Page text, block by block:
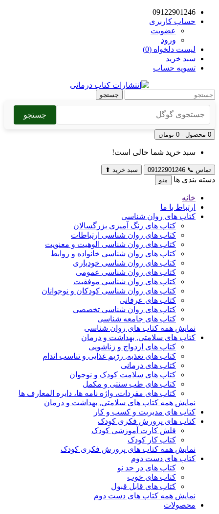
09122901246
حساب کاربری
عضویت
ورود
لیست دلخواه (0)
سبد خرید
تسویه حساب
جستجو
جستجو
0 محصول - 0 تومان
سبد خرید شما خالی است!
تماس 📞
09122901246 سبد خرید ⬆
دسته بندی ها منو
خانه
ارتباط با ما
کتاب های روان شناسی
کتاب های رنگ آمیزی بزرگسالان
کتاب های روان شناسی ارتباطات
کتاب های روان شناسی الوهیت و معنویت
کتاب های روان شناسی خانواده و روابط
کتاب های روان شناسی خودیاری
کتاب های روان شناسی عمومی
کتاب های روان شناسی موفقیت
کتاب های روان شناسی کودکان و نوجوانان
کتاب های عرفانی
کتاب های روان شناسی تخصصی
کتاب های جامعه شناسی
نمایش همه کتاب های روان شناسی
کتاب های سلامتی, بهداشت و درمان
کتاب های ازدواج و زناشویی
کتاب های تغذیه, رژیم غذایی و تناسب اندام
کتاب های درمانی
کتاب های سلامت کودک و نوجوان
کتاب های طب سنتی و مکمل
کتاب های مفردات، واژه نامه ها، دایره المعارف ها
نمایش همه کتاب های سلامتی, بهداشت و درمان
کتاب های مدیریت و کسب و کار
کتاب های پرورش فکری کودک
فلش کارت آموزشی کودک
کتاب کار کودک
نمایش همه کتاب های پرورش فکری کودک
کتاب های دست دوم
کتاب های در حد نو
کتاب های خوب
کتاب های قابل قبول
نمایش همه کتاب های دست دوم
محصولات